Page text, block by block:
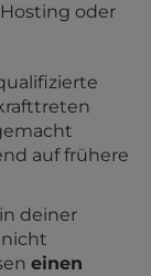
oder
auf frühere
deiner
nicht
einen